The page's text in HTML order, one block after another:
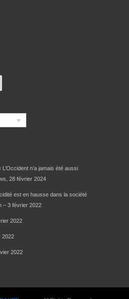
n’a jamais été aussi
28 février 2024
est en hausse dans la société
– 3 février 2022
2022
2022
2022